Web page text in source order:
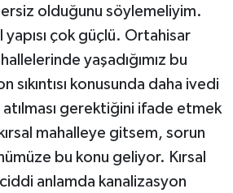
olduğunu söylemeliyim.
yapısı çok güçlü. Ortahisar
yaşadığımız bu
sıkıntısı konusunda daha ivedi
atılması gerektiğini ifade etmek
mahalleye gitsem, sorun
bu konu geliyor. Kırsal
anlamda kanalizasyon